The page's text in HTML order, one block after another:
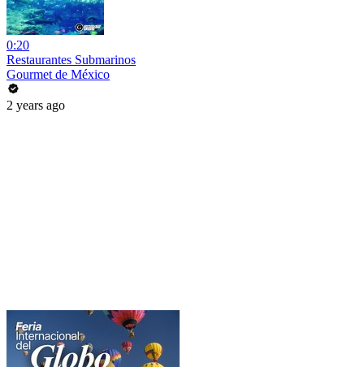
0:20
Restaurantes Submarinos
Gourmet de México
2 years ago